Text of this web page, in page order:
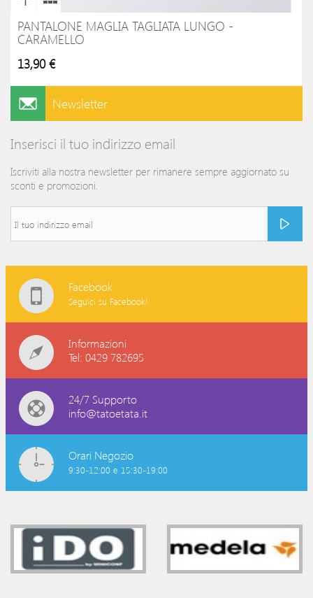
PANTALONE MAGLIA TAGLIATA LUNGO -
CARAMELLO
13,90 €
Newsletter
Inserisci il tuo indirizzo email
Iscriviti alla nostra newsletter per rimanere sempre aggiornato su
sconti e promozioni.
Facebook
Seguici su Facebook!
Informazioni
Tel: 0429 782695
24/7 Supporto
info@tatoetata.it
Orari Negozio
9:30-12:00 e 15:30-19:00